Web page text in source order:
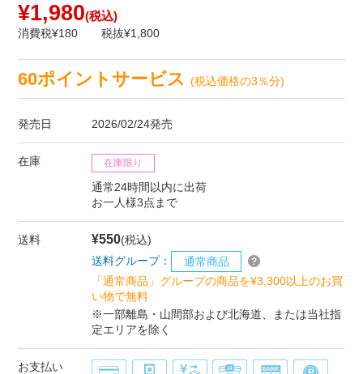
¥1,980(税込)
消費税¥180 税抜¥1,800
60ポイントサービス(税込価格の3％分)
発売日 2026/02/24発売
在庫 在庫限り
通常24時間以内に出荷
お一人様3点まで
送料 ¥550(税込)
送料グループ：
通常商品
「通常商品」グループの商品を¥3,300以上のお買
い物で無料
※一部離島・山間部および北海道、または当社指
定エリアを除く
お支払い